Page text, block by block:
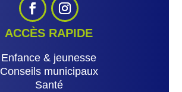
ACCÈS RAPIDE
Enfance & jeunesse
Conseils municipaux
Santé